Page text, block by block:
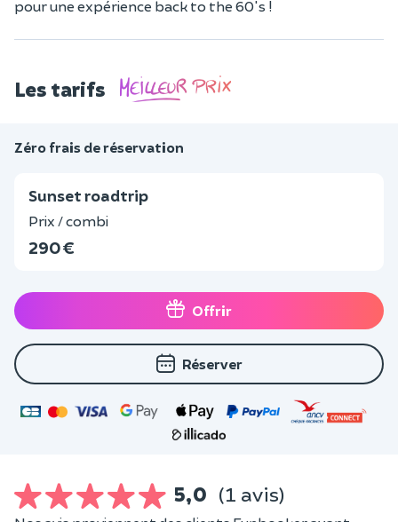
pour une expérience back to the 60's !
Les tarifs
Zéro frais de réservation
Sunset roadtrip
Prix / combi
290 €
Offrir
Réserver
5,0 (1 avis)